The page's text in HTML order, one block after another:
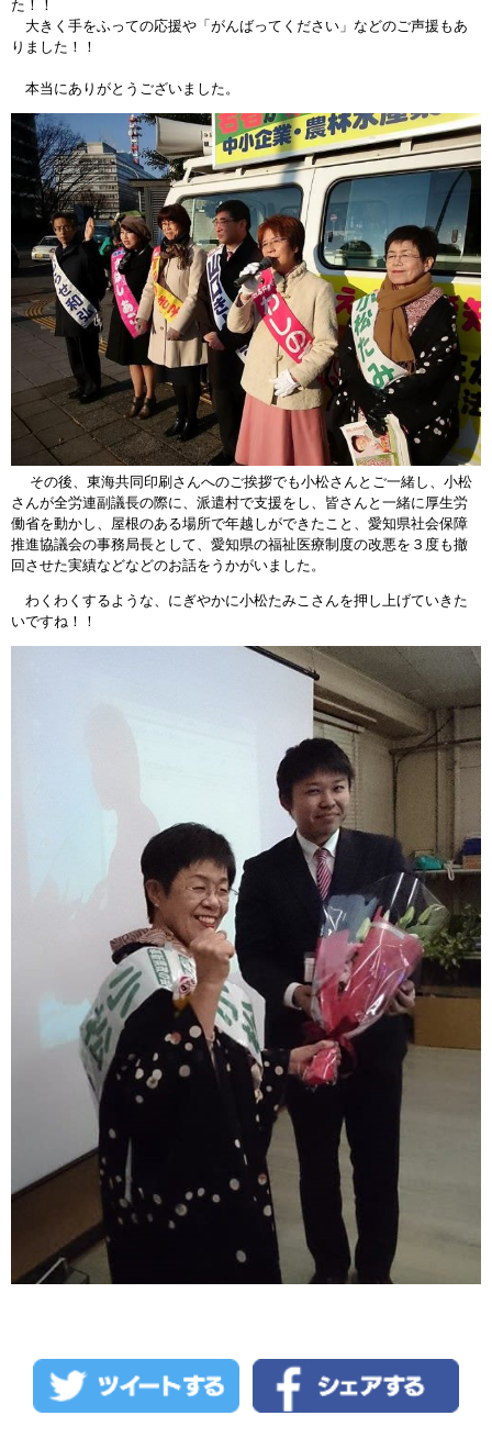
た！！
大きく手をふっての応援や「がんばってください」などのご声援もあ
りました！！
本当にありがとうございました。
その後、東海共同印刷さんへのご挨拶でも小松さんとご一緒し、小松
さんが全労連副議長の際に、派遣村で支援をし、皆さんと一緒に厚生労
働省を動かし、屋根のある場所で年越しができたこと、愛知県社会保障
推進協議会の事務局長として、愛知県の福祉医療制度の改悪を３度も撤
回させた実績などなどのお話をうかがいました。
わくわくするような、にぎやかに小松たみこさんを押し上げていきた
いですね！！